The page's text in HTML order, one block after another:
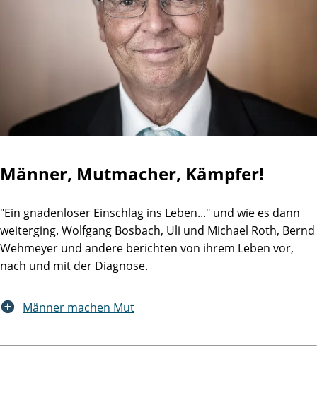
Männer, Mutmacher, Kämpfer!
"Ein gnadenloser Einschlag ins Leben..." und wie es dann
weiterging. Wolfgang Bosbach, Uli und Michael Roth, Bernd
Wehmeyer und andere berichten von ihrem Leben vor,
nach und mit der Diagnose.
Männer machen Mut